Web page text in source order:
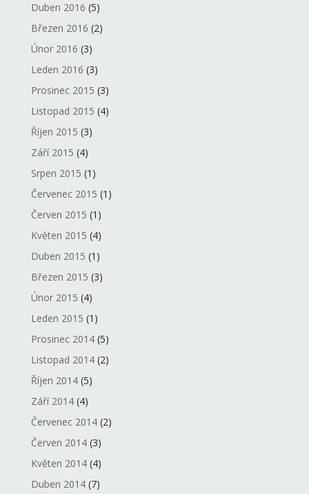
Duben 2016 (5)
Březen 2016 (2)
Únor 2016 (3)
Leden 2016 (3)
Prosinec 2015 (3)
Listopad 2015 (4)
Říjen 2015 (3)
Září 2015 (4)
Srpen 2015 (1)
Červenec 2015 (1)
Červen 2015 (1)
Květen 2015 (4)
Duben 2015 (1)
Březen 2015 (3)
Únor 2015 (4)
Leden 2015 (1)
Prosinec 2014(5)
Listopad 2014(2)
Říjen 2014(5)
Září 2014(4)
Červenec 2014(2)
Červen 2014(3)
Květen 2014(4)
Duben 2014(7)